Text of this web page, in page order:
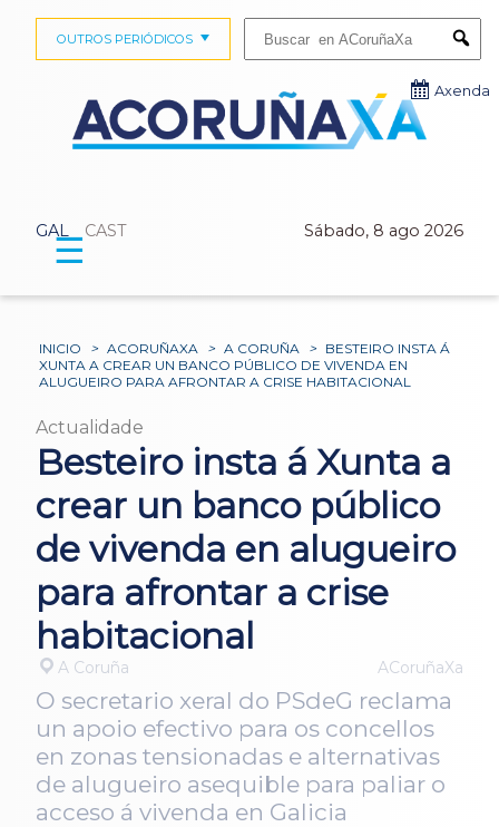
GAL CAST Sábado, 8 ago 2026
OUTROS PERIÓDICOS
Axenda
☰
INICIO > ACORUÑAXA > A CORUÑA > BESTEIRO INSTA Á
XUNTA A CREAR UN BANCO PÚBLICO DE VIVENDA EN
ALUGUEIRO PARA AFRONTAR A CRISE HABITACIONAL
Actualidade
Besteiro insta á Xunta a
crear un banco público
de vivenda en alugueiro
para afrontar a crise
habitacional
A Coruña ACoruñaXa
O secretario xeral do PSdeG reclama
un apoio efectivo para os concellos
en zonas tensionadas e alternativas
de alugueiro asequible para paliar o
acceso á vivenda en Galicia